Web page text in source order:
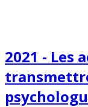
2021 - Les